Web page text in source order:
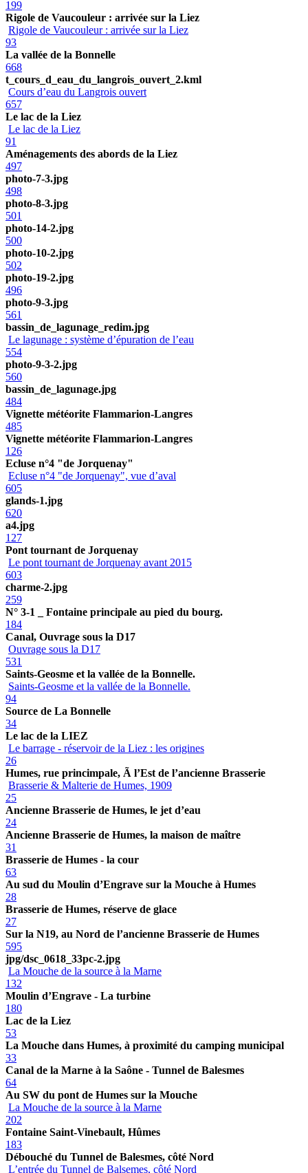
199
Rigole de Vaucouleur : arrivée sur la Liez
Rigole de Vaucouleur : arrivée sur la Liez
93
La vallée de la Bonnelle
668
t_cours_d_eau_du_langrois_ouvert_2.kml
Cours d’eau du Langrois ouvert
657
Le lac de la Liez
Le lac de la Liez
91
Aménagements des abords de la Liez
497
photo-7-3.jpg
498
photo-8-3.jpg
501
photo-14-2.jpg
500
photo-10-2.jpg
502
photo-19-2.jpg
496
photo-9-3.jpg
561
bassin_de_lagunage_redim.jpg
Le lagunage : système d’épuration de l’eau
554
photo-9-3-2.jpg
560
bassin_de_lagunage.jpg
484
Vignette météorite Flammarion-Langres
485
Vignette météorite Flammarion-Langres
126
Ecluse n°4 "de Jorquenay"
Ecluse n°4 "de Jorquenay", vue d’aval
605
glands-1.jpg
620
a4.jpg
127
Pont tournant de Jorquenay
Le pont tournant de Jorquenay avant 2015
603
charme-2.jpg
259
N° 3-1 _ Fontaine principale au pied du bourg.
184
Canal, Ouvrage sous la D17
Ouvrage sous la D17
531
Saints-Geosme et la vallée de la Bonnelle.
Saints-Geosme et la vallée de la Bonnelle.
94
Source de La Bonnelle
34
Le lac de la LIEZ
Le barrage - réservoir de la Liez : les origines
26
Humes, rue princimpale, Ã l’Est de l’ancienne Brasserie
Brasserie & Malterie de Humes, 1909
25
Ancienne Brasserie de Humes, le jet d’eau
24
Ancienne Brasserie de Humes, la maison de maître
31
Brasserie de Humes - la cour
63
Au sud du Moulin d’Engrave sur la Mouche à Humes
28
Brasserie de Humes, réserve de glace
27
Sur la N19, au Nord de l’ancienne Brasserie de Humes
595
jpg/dsc_0618_33pc-2.jpg
La Mouche de la source à la Marne
132
Moulin d’Engrave - La turbine
180
Lac de la Liez
53
La Mouche dans Humes, à proximité du camping municipal
33
Canal de la Marne à la Saône - Tunnel de Balesmes
64
Au SW du pont de Humes sur la Mouche
La Mouche de la source à la Marne
202
Fontaine Saint-Vinebault, Hûmes
183
Débouché du Tunnel de Balesmes, côté Nord
L’entrée du Tunnel de Balsemes, côté Nord